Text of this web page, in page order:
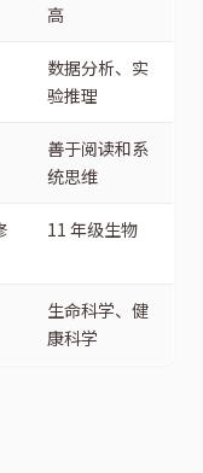
高
数据分析、实
验推理
善于阅读和系
统思维
11 年级生物
生命科学、健
康科学